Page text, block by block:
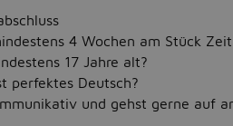
4 Wochen am Stück
17 Jahre alt?
perfektes Deutsch?
und gehst gerne auf